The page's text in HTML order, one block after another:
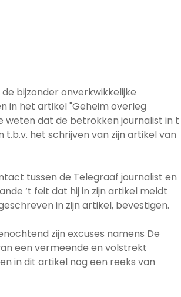
bijzonder onverkwikkelijke
in het artikel "Geheim overleg
weten dat de betrokken journalist in t
het schrijven van zijn artikel van
tussen de Telegraaf journalist en
‘t feit dat hij in zijn artikel meldt
in zijn artikel, bevestigen.
zijn excuses namens De
een vermeende en volstrekt
in dit artikel nog een reeks van